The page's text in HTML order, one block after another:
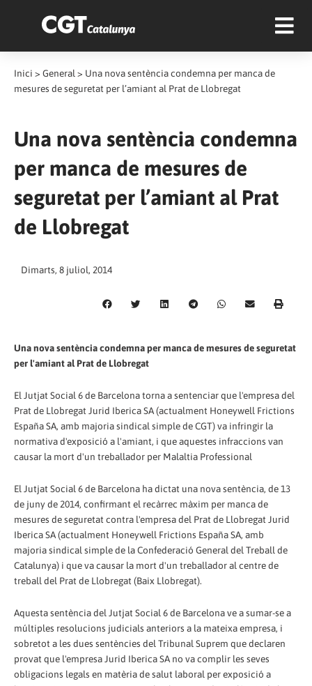
Inici > General > Una nova sentència condemna per manca de
mesures de seguretat per l’amiant al Prat de Llobregat
Una nova sentència condemna
per manca de mesures de
seguretat per l’amiant al Prat
de Llobregat
Dimarts, 8 juliol, 2014
Una nova sentència condemna per manca de mesures de seguretat
per l'amiant al Prat de Llobregat
El Jutjat Social 6 de Barcelona torna a sentenciar que l'empresa del
Prat de Llobregat Jurid Iberica SA (actualment Honeywell Frictions
España SA, amb majoria sindical simple de CGT) va infringir la
normativa d'exposició a l'amiant, i que aquestes infraccions van
causar la mort d'un treballador per Malaltia Professional
El Jutjat Social 6 de Barcelona ha dictat una nova sentència, de 13
de juny de 2014, confirmant el recàrrec màxim per manca de
mesures de seguretat contra l'empresa del Prat de Llobregat Jurid
Iberica SA (actualment Honeywell Frictions España SA, amb
majoria sindical simple de la Confederació General del Treball de
Catalunya) i que va causar la mort d'un treballador al centre de
treball del Prat de Llobregat (Baix Llobregat).
Aquesta sentència del Jutjat Social 6 de Barcelona ve a sumar-se a
múltiples resolucions judicials anteriors a la mateixa empresa, i
sobretot a les dues sentències del Tribunal Suprem que declaren
provat que l'empresa Jurid Iberica SA no va complir les seves
obligacions legals en matèria de salut laboral per exposició a